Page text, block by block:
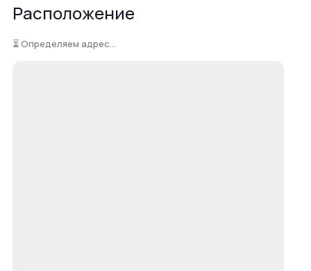
Расположение
⏳ Определяем адрес...